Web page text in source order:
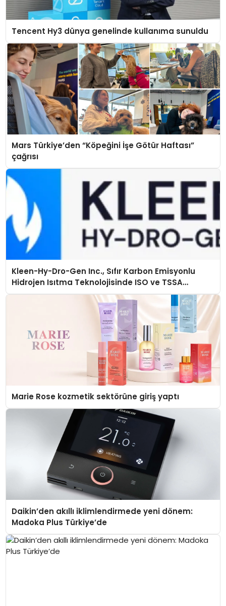
Tencent Hy3 dünya genelinde kullanıma sunuldu
Mars Türkiye’den “Köpeğini İşe Götür Haftası”
çağrısı
Kleen-Hy-Dro-Gen Inc., Sıfır Karbon Emisyonlu
Hidrojen Isıtma Teknolojisinde ISO ve TSSA
Düzenleyici Onaylarını Aldı
Marie Rose kozmetik sektörüne giriş yaptı
Daikin’den akıllı iklimlendirmede yeni dönem:
Madoka Plus Türkiye’de